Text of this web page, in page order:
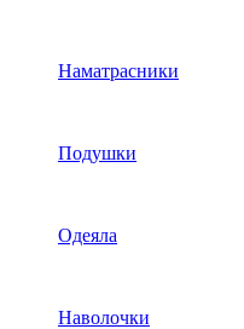
Наматрасники
Подушки
Одеяла
Наволочки